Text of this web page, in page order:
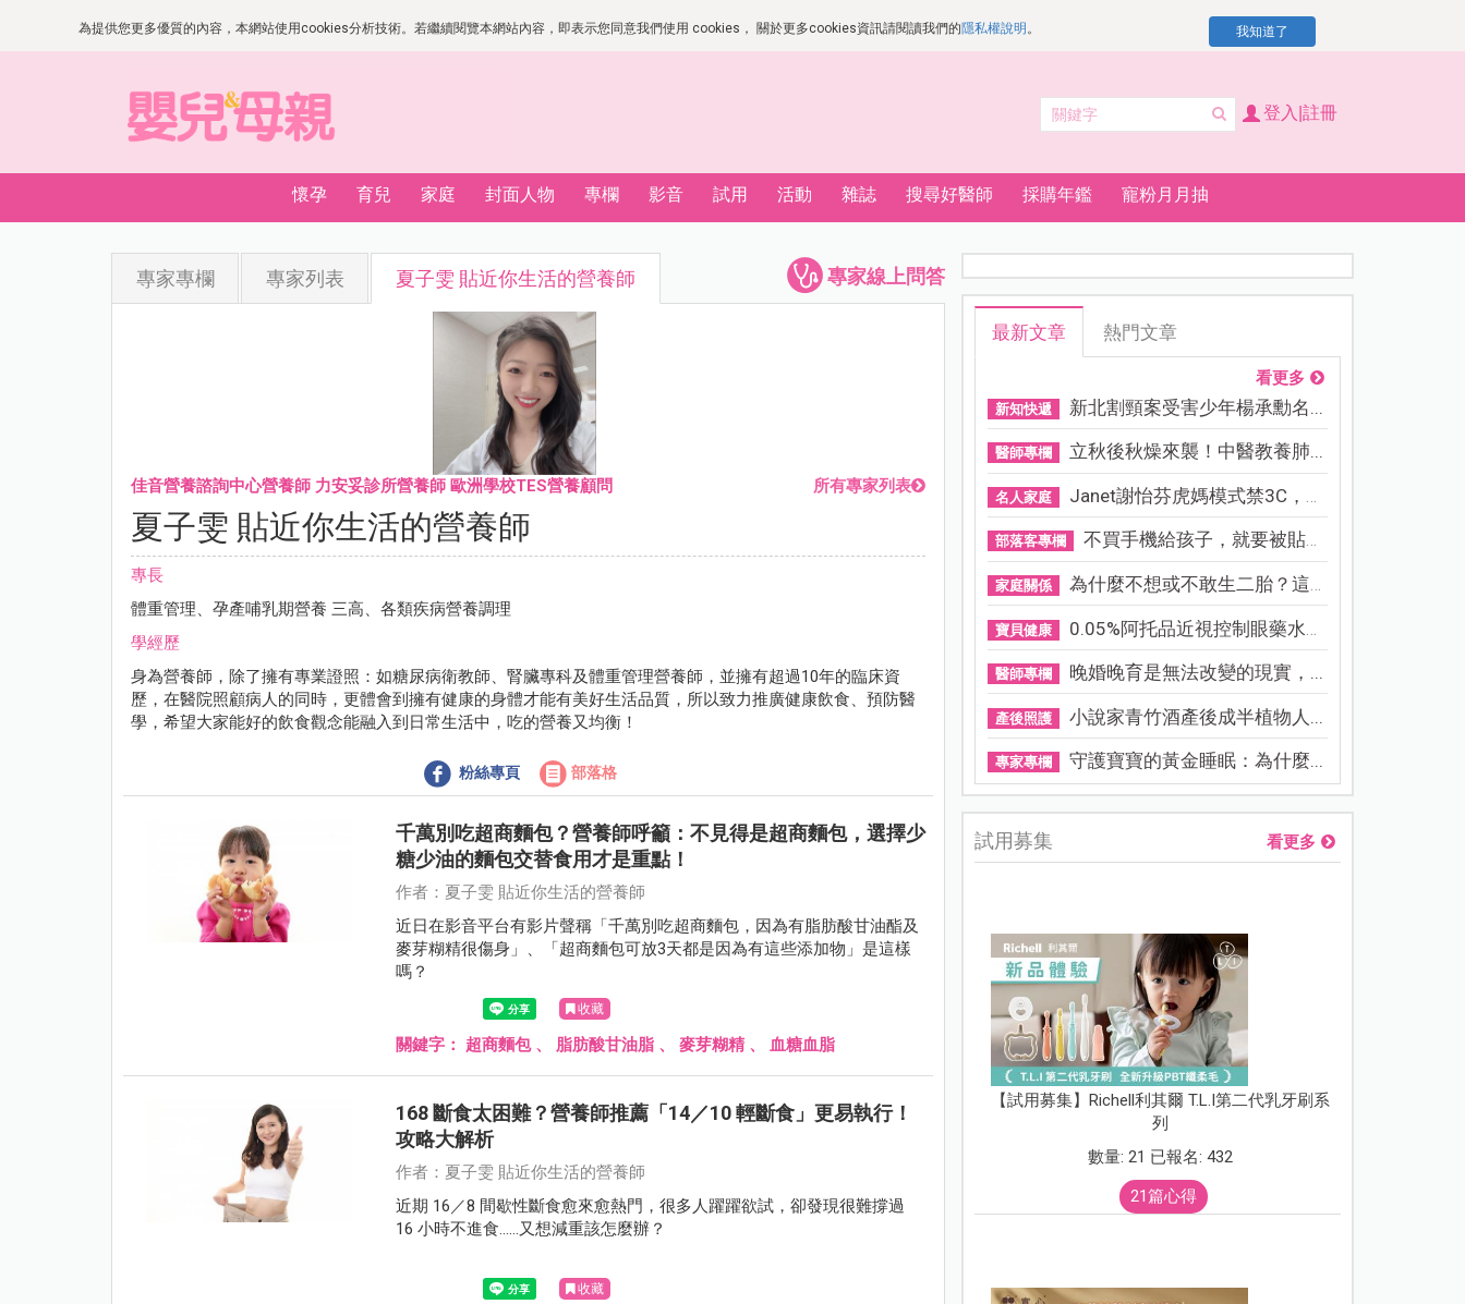
為提供您更多優質的內容，本網站使用cookies分析技術。若繼續閱覽本網站內容，即表示您同意我們使用 cookies， 關於更多cookies資訊請閱讀我們的隱私權說明 。 我知道了
登入|註冊
懷孕 育兒 家庭 封面人物 專欄 影音 試用 活動 雜誌 搜尋好醫師 採購年鑑 寵粉月月抽
專家線上問答
專家專欄 專家列表 夏子雯 貼近你生活的營養師
佳音營養諮詢中心營養師 力安妥診所營養師 歐洲學校TES營養顧問 所有專家列表
夏子雯 貼近你生活的營養師
專長
體重管理、孕產哺乳期營養 三高、各類疾病營養調理
學經歷
身為營養師，除了擁有專業證照：如糖尿病衛教師、腎臟專科及體重管理營養師，並擁有超過10年的臨床資
歷，在醫院照顧病人的同時，更體會到擁有健康的身體才能有美好生活品質，所以致力推廣健康飲食、預防醫
學，希望大家能好的飲食觀念能融入到日常生活中，吃的營養又均衡！
粉絲專頁 部落格
千萬別吃超商麵包？營養師呼籲：不見得是超商麵包，選擇少
糖少油的麵包交替食用才是重點！
作者：夏子雯 貼近你生活的營養師
近日在影音平台有影片聲稱「千萬別吃超商麵包，因為有脂肪酸甘油酯及
麥芽糊精很傷身」、「超商麵包可放3天都是因為有這些添加物」是這樣
嗎？
收藏
關鍵字： 超商麵包、 脂肪酸甘油脂 、 麥芽糊精 、 血糖血脂
168 斷食太困難？營養師推薦「14／10 輕斷食」更易執行！
攻略大解析
作者：夏子雯 貼近你生活的營養師
近期 16／8 間歇性斷食愈來愈熱門，很多人躍躍欲試，卻發現很難撐過
16 小時不進食......又想減重該怎麼辦？
收藏
最新文章 熱門文章
看更多
新知快遞 新北割頸案受害少年楊承勳名...
醫師專欄 立秋後秋燥來襲！中醫教養肺...
名人家庭 Janet謝怡芬虎媽模式禁3C，看...
部落客專欄 不買手機給孩子，就要被貼「...
家庭關係 為什麼不想或不敢生二胎？這8...
寶貝健康 0.05%阿托品近視控制眼藥水納...
醫師專欄 晚婚晚育是無法改變的現實，...
產後照護 小說家青竹酒產後成半植物人...
專家專欄 守護寶寶的黃金睡眠：為什麼...
試用募集 看更多
【試用募集】Richell利其爾 T.L.I第二代乳牙刷系
列
數量: 21 已報名: 432
21篇心得